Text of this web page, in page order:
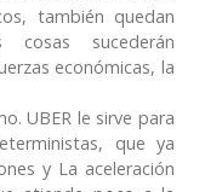
también quedan
sucederán
económicas, la
UBER le sirve para
que ya
y La aceleración